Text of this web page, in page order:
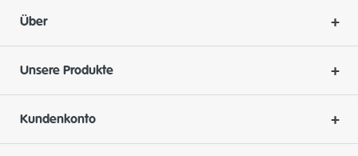
Über
Unsere Produkte
Kundenkonto